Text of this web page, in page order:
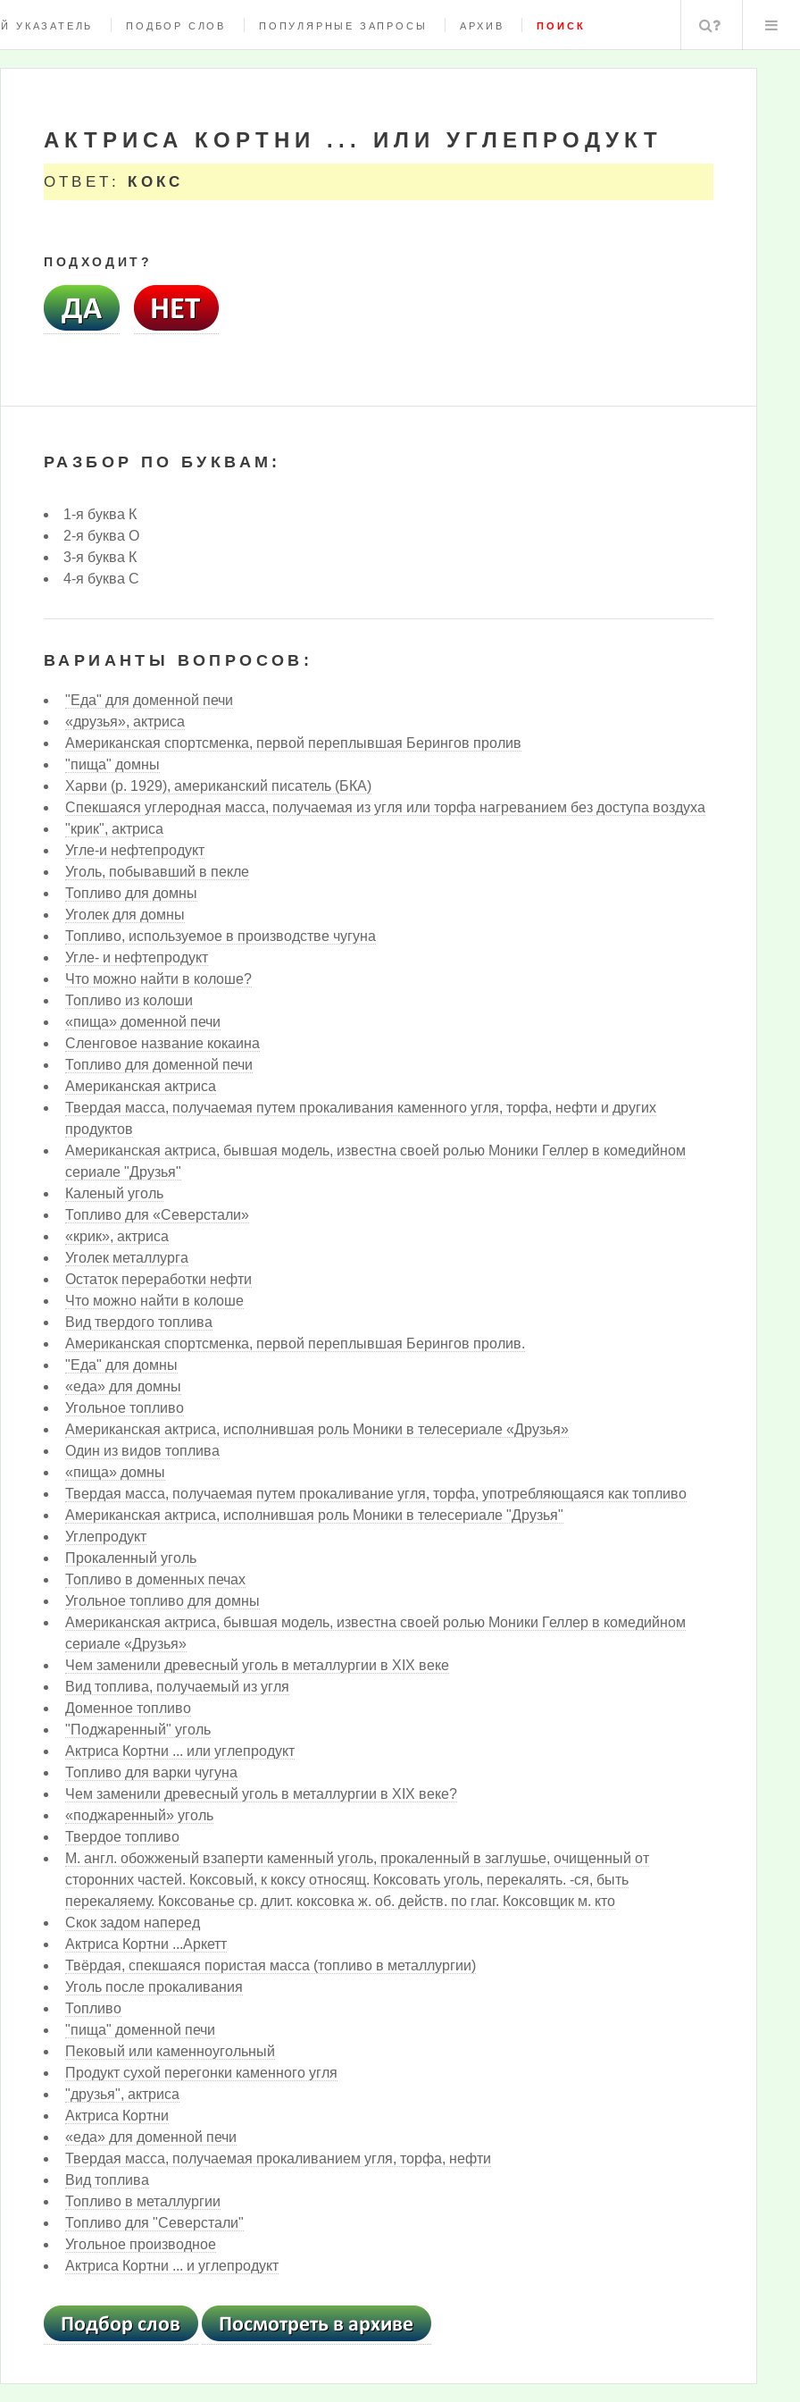
УКАЗАТЕЛЬ ПОДБОР СЛОВ ПОПУЛЯРНЫЕ ЗАПРОСЫ АРХИВ ПОИСК Поиск
АКТРИСА КОРТНИ ... ИЛИ УГЛЕПРОДУКТ
ОТВЕТ: КОКС
ПОДХОДИТ?
РАЗБОР ПО БУКВАМ:
1-я буква К
2-я буква О
3-я буква К
4-я буква С
ВАРИАНТЫ ВОПРОСОВ:
"Еда" для доменной печи
«друзья», актриса
Американская спортсменка, первой переплывшая Берингов пролив
"пища" домны
Харви (р. 1929), американский писатель (БКА)
Спекшаяся углеродная масса, получаемая из угля или торфа нагреванием без доступа воздуха
"крик", актриса
Угле-и нефтепродукт
Уголь, побывавший в пекле
Топливо для домны
Уголек для домны
Топливо, используемое в производстве чугуна
Угле- и нефтепродукт
Что можно найти в колоше?
Топливо из колоши
«пища» доменной печи
Сленговое название кокаина
Топливо для доменной печи
Американская актриса
Твердая масса, получаемая путем прокаливания каменного угля, торфа, нефти и других
продуктов
Американская актриса, бывшая модель, известна своей ролью Моники Геллер в комедийном
сериале "Друзья"
Каленый уголь
Топливо для «Северстали»
«крик», актриса
Уголек металлурга
Остаток переработки нефти
Что можно найти в колоше
Вид твердого топлива
Американская спортсменка, первой переплывшая Берингов пролив.
"Еда" для домны
«еда» для домны
Угольное топливо
Американская актриса, исполнившая роль Моники в телесериале «Друзья»
Один из видов топлива
«пища» домны
Твердая масса, получаемая путем прокаливание угля, торфа, употребляющаяся как топливо
Американская актриса, исполнившая роль Моники в телесериале "Друзья"
Углепродукт
Прокаленный уголь
Топливо в доменных печах
Угольное топливо для домны
Американская актриса, бывшая модель, известна своей ролью Моники Геллер в комедийном
сериале «Друзья»
Чем заменили древесный уголь в металлургии в XIX веке
Вид топлива, получаемый из угля
Доменное топливо
"Поджаренный" уголь
Актриса Кортни ... или углепродукт
Топливо для варки чугуна
Чем заменили древесный уголь в металлургии в XIX веке?
«поджаренный» уголь
Твердое топливо
М. англ. обожженый взаперти каменный уголь, прокаленный в заглушье, очищенный от
сторонних частей. Коксовый, к коксу относящ. Коксовать уголь, перекалять. -ся, быть
перекаляему. Коксованье ср. длит. коксовка ж. об. действ. по глаг. Коксовщик м. кто
Скок задом наперед
Актриса Кортни ...Аркетт
Твёрдая, спекшаяся пористая масса (топливо в металлургии)
Уголь после прокаливания
Топливо
"пища" доменной печи
Пековый или каменноугольный
Продукт сухой перегонки каменного угля
"друзья", актриса
Актриса Кортни
«еда» для доменной печи
Твердая масса, получаемая прокаливанием угля, торфа, нефти
Вид топлива
Топливо в металлургии
Топливо для "Северстали"
Угольное производное
Актриса Кортни ... и углепродукт